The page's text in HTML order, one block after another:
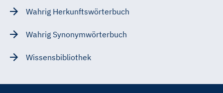
Wahrig Herkunftswörterbuch
Wahrig Synonymwörterbuch
Wissensbibliothek